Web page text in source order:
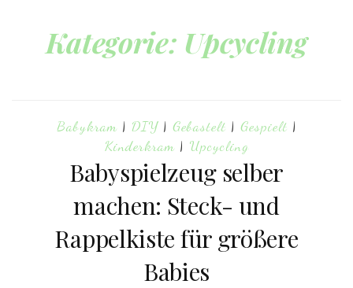
Kategorie: Upcycling
Babykram | DIY| Gebastelt | Gespielt |
Kinderkram | Upcycling
Babyspielzeug selber
machen: Steck- und
Rappelkiste für größere
Babies